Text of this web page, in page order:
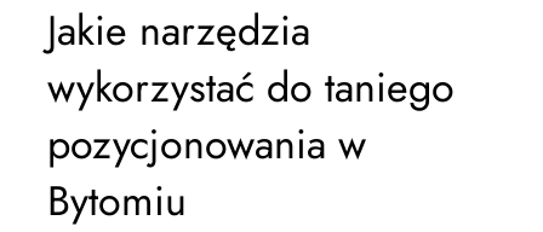
Jakie narzędzia
wykorzystać do taniego
pozycjonowania w
Bytomiu